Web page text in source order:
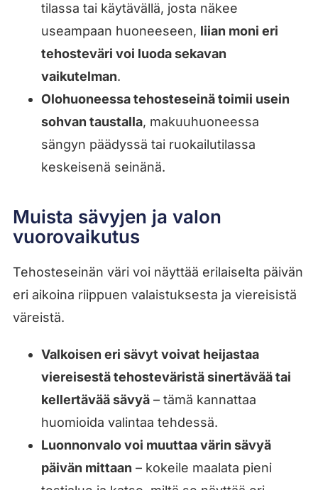
tilassa tai käytävällä, josta näkee
useampaan huoneeseen, liian moni eri
tehosteväri voi luoda sekavan
vaikutelman.
Olohuoneessa tehosteseinä toimii usein
sohvan taustalla, makuuhuoneessa
sängyn päädyssä tai ruokailutilassa
keskeisenä seinänä.
Muista sävyjen ja valon
vuorovaikutus
Tehosteseinän väri voi näyttää erilaiselta päivän
eri aikoina riippuen valaistuksesta ja viereisistä
väreistä.
Valkoisen eri sävyt voivat heijastaa
viereisestä tehosteväristä sinertävää tai
kellertävää sävyä– tämä kannattaa
huomioida valintaa tehdessä.
Luonnonvalo voi muuttaa värin sävyä
päivän mittaan – kokeile maalata pieni